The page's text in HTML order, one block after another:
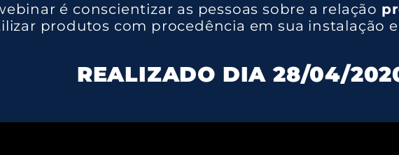
é conscientizar as pessoas sobre a relação
produtos com procedência em sua instalação
REALIZADO DIA 28/04/